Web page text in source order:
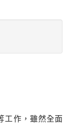
工作，雖然全面